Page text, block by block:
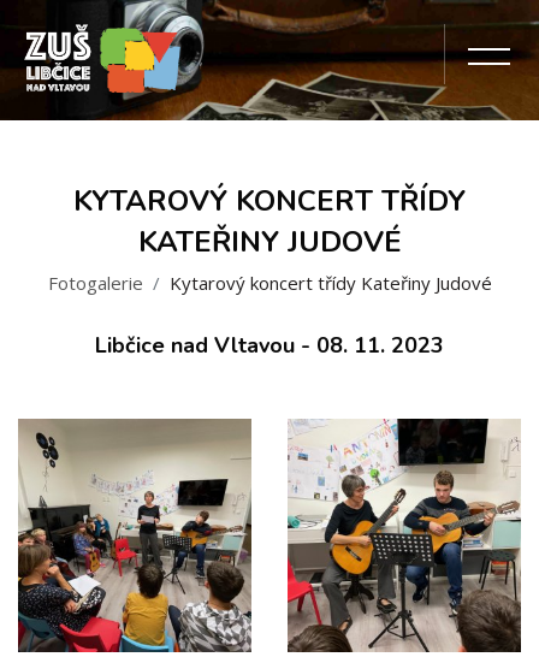
KYTAROVÝ KONCERT TŘÍDY
KATEŘINY JUDOVÉ
Fotogalerie Kytarový koncert třídy Kateřiny Judové
Libčice nad Vltavou - 08. 11. 2023